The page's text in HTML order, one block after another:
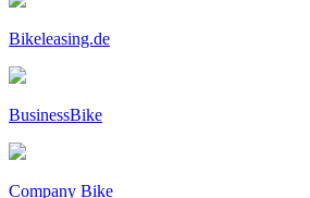
Bikeleasing.de
BusinessBike
Company Bike